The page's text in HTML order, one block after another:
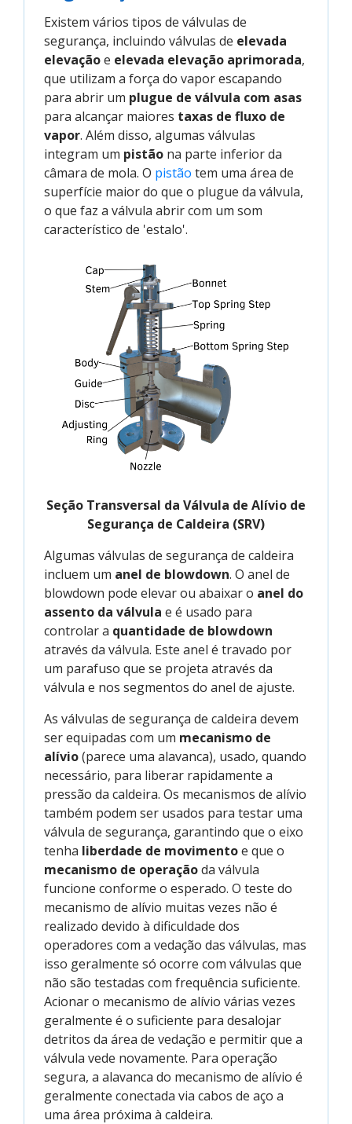
Existem vários tipos de válvulas de
segurança, incluindo válvulas de elevada
elevaçãoe elevada elevação aprimorada,
que utilizam a força do vapor escapando
para abrir um plugue de válvula com asas
para alcançar maiores taxas de fluxo de
vapor. Além disso, algumas válvulas
integram um pistão na parte inferior da
câmara de mola. O pistão tem uma área de
superfície maior do que o plugue da válvula,
o que faz a válvula abrir com um som
característico de 'estalo'.
Seção Transversal da Válvula de Alívio de
Segurança de Caldeira (SRV)
Algumas válvulas de segurança de caldeira
incluem um anel de blowdown. O anel de
blowdown pode elevar ou abaixar o anel do
assento da válvula e é usado para
controlar a quantidade de blowdown
através da válvula. Este anel é travado por
um parafuso que se projeta através da
válvula e nos segmentos do anel de ajuste.
As válvulas de segurança de caldeira devem
ser equipadas com um mecanismo de
alívio(parece uma alavanca), usado, quando
necessário, para liberar rapidamente a
pressão da caldeira. Os mecanismos de alívio
também podem ser usados para testar uma
válvula de segurança, garantindo que o eixo
tenha liberdade de movimentoe que o
mecanismo de operaçãoda válvula
funcione conforme o esperado. O teste do
mecanismo de alívio muitas vezes não é
realizado devido à dificuldade dos
operadores com a vedação das válvulas, mas
isso geralmente só ocorre com válvulas que
não são testadas com frequência suficiente.
Acionar o mecanismo de alívio várias vezes
geralmente é o suficiente para desalojar
detritos da área de vedação e permitir que a
válvula vede novamente. Para operação
segura, a alavanca do mecanismo de alívio é
geralmente conectada via cabos de aço a
uma área próxima à caldeira.